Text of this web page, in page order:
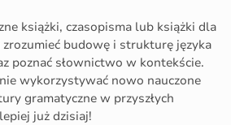
książki, czasopisma lub książki dla
zrozumieć budowę i strukturę języka
poznać słownictwo w kontekście.
wykorzystywać nowo nauczone
gramatyczne w przyszłych
już dzisiaj!